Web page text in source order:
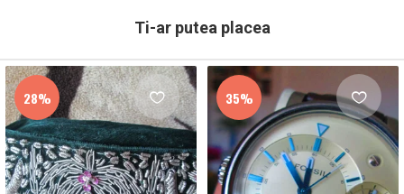
Ti-ar putea placea
28% 35%